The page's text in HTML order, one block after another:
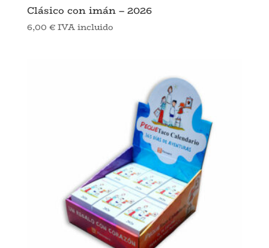
Clásico con imán – 2026
6,00 €IVA incluido